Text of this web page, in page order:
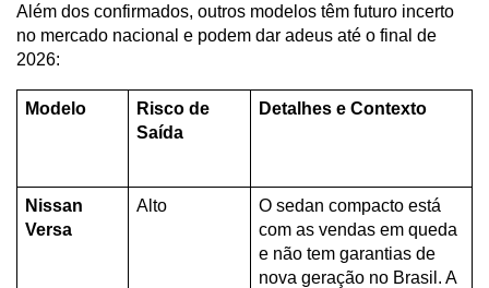
Além dos confirmados, outros modelos têm futuro incerto
no mercado nacional e podem dar adeus até o final de
2026:
Modelo
Risco de
Saída
Detalhes e Contexto
Nissan
Versa
Alto
O sedan compacto está
com as vendas em queda
e não tem garantias de
nova geração no Brasil. A